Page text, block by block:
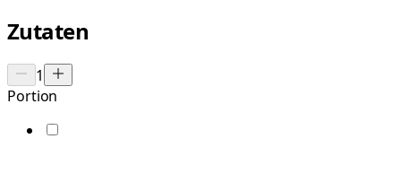
Zutaten
1
Portion